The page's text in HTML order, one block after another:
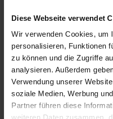
Diese Webseite verwendet
Wir verwenden Cookies, um
personalisieren, Funktionen
zu können und die Zugriffe
analysieren. Außerdem
Verwendung unserer
soziale Medien, Werbung
Partner führen diese
weiteren Daten zusammen,